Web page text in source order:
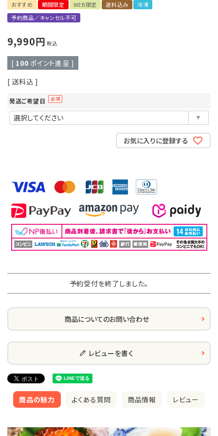
おすすめ 期間限定 WEB限定 送料込み
冷凍
予約商品／キャンセル不可
9,990 税込
[ 100 ポイント進呈 ]
送料込
発送ご希望日
須)
お気に入りに登録する
予約受付を終了しました。
商品についてのお問い合わせ
レビューを書く
商品の魅力 よくある質問 商品情報 レビュー